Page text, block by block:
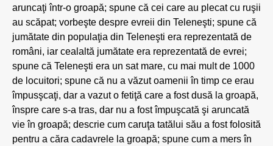
aruncaţi într-o groapă; spune că cei care au plecat cu ruşii
au scăpat; vorbeşte despre evreii din Teleneşti; spune că
jumătate din populaţia din Teleneşti era reprezentată de
români, iar cealaltă jumătate era reprezentată de evrei;
spune că Teleneşti era un sat mare, cu mai mult de 1000
de locuitori; spune că nu a văzut oamenii în timp ce erau
împusşcaţi, dar a vazut o fetiţă care a fost dusă la groapă,
înspre care s-a tras, dar nu a fost împuşcată şi aruncată
vie în groapă; descrie cum caruţa tatălui său a fost folosită
pentru a căra cadavrele la groapă; spune cum a mers în